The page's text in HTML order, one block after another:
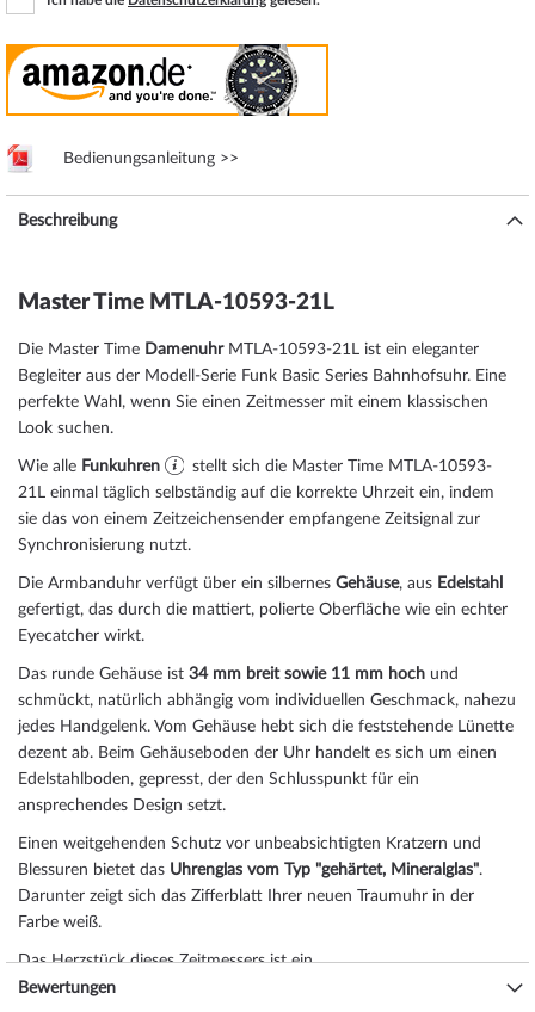
Bedienungsanleitung >>
Beschreibung
Master Time MTLA-10593-21L
Die Master Time DamenuhrMTLA-10593-21L ist ein eleganter
Begleiter aus der Modell-Serie Funk Basic Series Bahnhofsuhr. Eine
perfekte Wahl, wenn Sie einen Zeitmesser mit einem klassischen
Look suchen.
Wie alle Funkuhren
stellt sich die Master Time MTLA-10593-
21L einmal täglich selbständig auf die korrekte Uhrzeit ein, indem
sie das von einem Zeitzeichensender empfangene Zeitsignal zur
Synchronisierung nutzt.
Die Armbanduhr verfügt über ein silbernes Gehäuse, aus Edelstahl
gefertigt, das durch die mattiert, polierte Oberfläche wie ein echter
Eyecatcher wirkt.
Das runde Gehäuse ist 34 mm breit sowie 11 mm hoch und
schmückt, natürlich abhängig vom individuellen Geschmack, nahezu
jedes Handgelenk. Vom Gehäuse hebt sich die feststehende Lünette
dezent ab. Beim Gehäuseboden der Uhr handelt es sich um einen
Edelstahlboden, gepresst, der den Schlusspunkt für ein
ansprechendes Design setzt.
Einen weitgehenden Schutz vor unbeabsichtigten Kratzern und
Blessuren bietet das Uhrenglas vom Typ "gehärtet, Mineralglas".
Darunter zeigt sich das Zifferblatt Ihrer neuen Traumuhr in der
Farbe weiß.
Das Herzstück dieses Zeitmessers ist ein
Quarz Uhrwerk (mit Batterie)
Bewertungen